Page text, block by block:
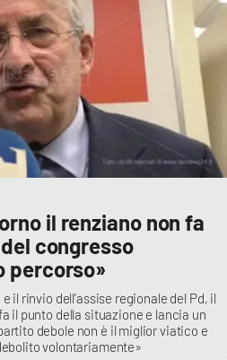
il renziano non fa
congresso
percorso»
il rinvio dell'assise regionale del Pd, il
il punto della situazione e lancia un
debole non è il miglior viatico e
volontariamente»